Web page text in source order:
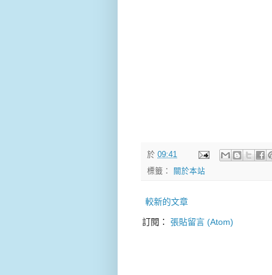
於 09:41
標籤：
關於本站
較新的文章
訂閱： 張貼留言 (Atom)